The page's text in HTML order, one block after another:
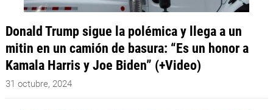
Donald Trump sigue la polémica y llega a un
mitin en un camión de basura: “Es un honor a
Kamala Harris y Joe Biden” (+Video)
31 octubre, 2024